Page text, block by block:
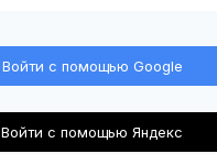
Войти с помощью Google
Войти с помощью Яндекс